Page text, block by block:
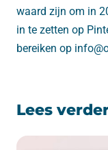
waard zijn om in
in te zetten op
bereiken op
Lees